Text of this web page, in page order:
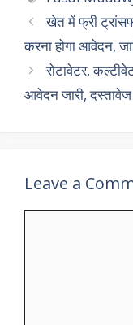
A
p
p
a
m
o
o
k
खेत में फ्री
करना होगा आवेदन,
रोटावेटर,
आवेदन जारी,
Leave a